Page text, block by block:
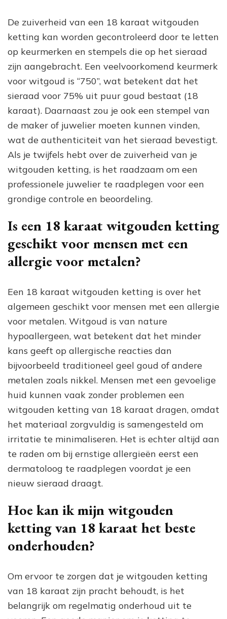
De zuiverheid van een 18 karaat witgouden
ketting kan worden gecontroleerd door te letten
op keurmerken en stempels die op het sieraad
zijn aangebracht. Een veelvoorkomend keurmerk
voor witgoud is “750”, wat betekent dat het
sieraad voor 75% uit puur goud bestaat (18
karaat). Daarnaast zou je ook een stempel van
de maker of juwelier moeten kunnen vinden,
wat de authenticiteit van het sieraad bevestigt.
Als je twijfels hebt over de zuiverheid van je
witgouden ketting, is het raadzaam om een
professionele juwelier te raadplegen voor een
grondige controle en beoordeling.
Is een 18 karaat witgouden ketting
geschikt voor mensen met een
allergie voor metalen?
Een 18 karaat witgouden ketting is over het
algemeen geschikt voor mensen met een allergie
voor metalen. Witgoud is van nature
hypoallergeen, wat betekent dat het minder
kans geeft op allergische reacties dan
bijvoorbeeld traditioneel geel goud of andere
metalen zoals nikkel. Mensen met een gevoelige
huid kunnen vaak zonder problemen een
witgouden ketting van 18 karaat dragen, omdat
het materiaal zorgvuldig is samengesteld om
irritatie te minimaliseren. Het is echter altijd aan
te raden om bij ernstige allergieën eerst een
dermatoloog te raadplegen voordat je een
nieuw sieraad draagt.
Hoe kan ik mijn witgouden
ketting van 18 karaat het beste
onderhouden?
Om ervoor te zorgen dat je witgouden ketting
van 18 karaat zijn pracht behoudt, is het
belangrijk om regelmatig onderhoud uit te